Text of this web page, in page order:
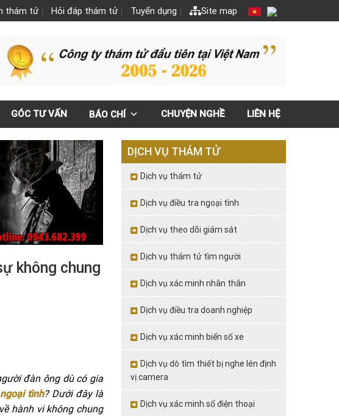
thám tử Hỏi đáp thám tử Tuyển dụng Site map
GÓC TƯ VẤN BÁO CHÍ CHUYỆN NGHỀ LIÊN HỆ
không chung
đàn ông dù có gia
tình? Dưới đây là
hành vi không chung
DỊCH VỤ THÁM TỬ
Dịch vụ thám tử
Dịch vụ điều tra ngoại tình
Dịch vụ theo dõi giám sát
Dịch vụ thám tử tìm người
Dịch vụ xác minh nhân thân
Dịch vụ điều tra doanh nghiệp
Dịch vụ xác minh biển số xe
Dịch vụ dò tìm thiết bị nghe lén định
vị camera
Dịch vụ xác minh số điện thoại